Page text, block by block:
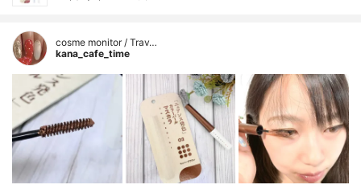
cosme monitor / Trav…
kana_cafe_time